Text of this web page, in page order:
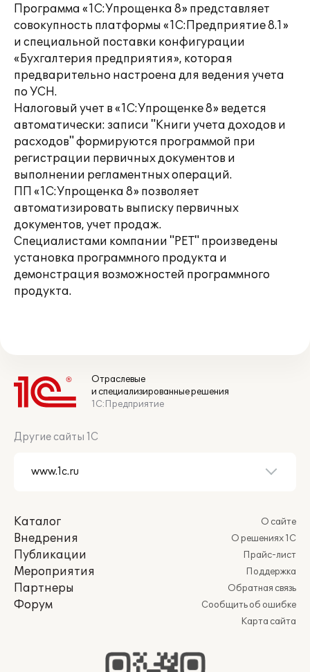
Программа «1С:Упрощенка 8» представляет
совокупность платформы «1С:Предприятие 8.1»
и специальной поставки конфигурации
«Бухгалтерия предприятия», которая
предварительно настроена для ведения учета
по УСН.
Налоговый учет в «1С:Упрощенке 8» ведется
автоматически: записи "Книги учета доходов и
расходов" формируются программой при
регистрации первичных документов и
выполнении регламентных операций.
ПП «1С:Упрощенка 8» позволяет
автоматизировать выписку первичных
документов, учет продаж.
Специалистами компании "РЕТ" произведены
установка программного продукта и
демонстрация возможностей программного
продукта.
Отраслевые
и специализированные решения
1С:Предприятие
Другие сайты 1С
Каталог
Внедрения
Публикации
Мероприятия
Партнеры
Форум
О сайте
О решениях 1С
Прайс-лист
Поддержка
Обратная связь
Сообщить об ошибке
Карта сайта